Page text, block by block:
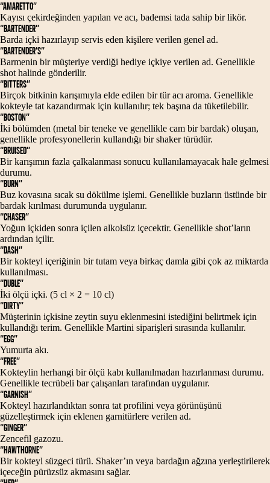
“AMARETTO”
Kayısı çekirdeğinden yapılan ve acı, bademsi tada sahip bir likör.
“BARTENDER”
Barda içki hazırlayıp servis eden kişilere verilen genel ad.
“BARTENDER’S”
Barmenin bir müşteriye verdiği hediye içkiye verilen ad. Genellikle
shot halinde gönderilir.
“BITTERS”
Birçok bitkinin karışımıyla elde edilen bir tür acı aroma. Genellikle
kokteyle tat kazandırmak için kullanılır; tek başına da tüketilebilir.
“BOSTON”
İki bölümden (metal bir teneke ve genellikle cam bir bardak) oluşan,
genellikle profesyonellerin kullandığı bir shaker türüdür.
“BRUISED”
Bir karışımın fazla çalkalanması sonucu kullanılamayacak hale gelmesi
durumu.
“BURN”
Buz kovasına sıcak su dökülme işlemi. Genellikle buzların üstünde bir
bardak kırılması durumunda uygulanır.
“CHASER”
Yoğun içkiden sonra içilen alkolsüz içecektir. Genellikle shot’ların
ardından içilir.
“DASH”
Bir kokteyl içeriğinin bir tutam veya birkaç damla gibi çok az miktarda
kullanılması.
“DUBLE”
İki ölçü içki. (5 cl × 2 = 10 cl)
“DIRTY”
Müşterinin içkisine zeytin suyu eklenmesini istediğini belirtmek için
kullandığı terim. Genellikle Martini siparişleri sırasında kullanılır.
“EGG”
Yumurta akı.
“FREE”
Kokteylin herhangi bir ölçü kabı kullanılmadan hazırlanması durumu.
Genellikle tecrübeli bar çalışanları tarafından uygulanır.
“GARNISH”
Kokteyl hazırlandıktan sonra tat profilini veya görünüşünü
güzelleştirmek için eklenen garnitürlere verilen ad.
“GINGER”
Zencefil gazozu.
“HAWTHORNE”
Bir kokteyl süzgeci türü. Shaker’ın veya bardağın ağzına yerleştirilerek
içeceğin pürüzsüz akmasını sağlar.